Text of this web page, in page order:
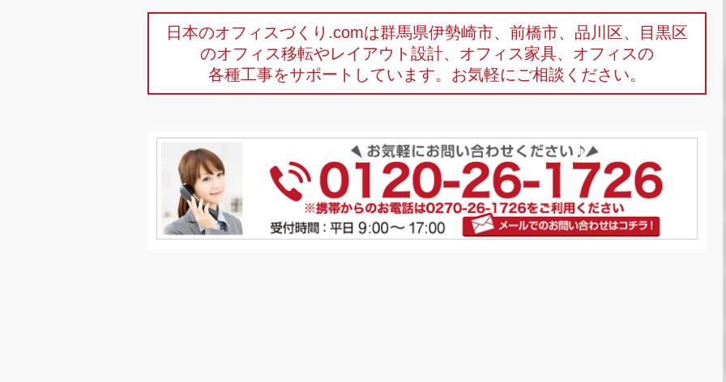
日本のオフィスづくり.comは群馬県伊勢崎市、前橋市、品川区、目黒区
のオフィス移転やレイアウト設計、オフィス家具、オフィスの
各種工事をサポートしています。お気軽にご相談ください。